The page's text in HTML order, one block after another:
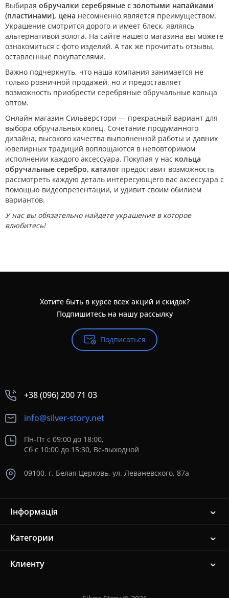
Выбирая обручалки серебряные с золотыми напайками
(пластинами), цена несомненно является преимуществом.
Украшение смотрится дорого и имеет блеск, являясь
альтернативой золота. На сайте нашего магазина вы можете
ознакомиться с фото изделий. А так же прочитать отзывы,
оставленные покупателями.
Важно подчеркнуть, что наша компания занимается не
только розничной продажей, но и предоставляет
возможность приобрести серебряные обручальные кольца
оптом.
Онлайн магазин Сильверстори — прекрасный вариант для
выбора обручальных колец. Сочетание продуманного
дизайна, высокого качества выполненной работы и давних
ювелирных традиций воплощаются в неповторимом
исполнении каждого аксессуара. Покупая у нас кольца
обручальные серебро, каталог предоставит возможность
рассмотреть каждую деталь интересующего вас аксессуара с
помощью видеопрезентации, и удивит своим обилием
вариантов.
У нас вы обязательно найдете украшение в которое
влюбитесь!
Хотите быть в курсе всех акций и скидок?
Подпишитесь на нашу рассылку
Подписаться
+38 (096) 200 71 03
info@silver-story.net
Пн-Пт с 09:00 до 18:00,
Сб с 10:00 до 15:30, Вс-выходной
09100, г. Белая Церковь, ул. Леваневского, 87а
Інформація
Категории
Клиенту